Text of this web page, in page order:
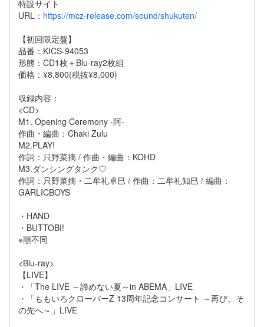
特設サイト
URL： https://mcz-release.com/sound/shukuten/
【初回限定盤】
品番：KICS-94053
形態：CD1枚＋Blu-ray2枚組
価格：¥8,800(税抜¥8,000)
収録内容：
<CD>
M1. Opening Ceremony -阿-
作曲・編曲：Chaki Zulu
M2.PLAY!
作詞：只野菜摘 / 作曲・編曲：KOHD
M3.ダンシングタンク♡
作詞：只野菜摘・二牟礼卓巳 / 作曲：二牟礼知巳 / 編曲：
GARLICBOYS
・HAND
・BUTTOBI!
※順不同
<Blu-ray>
【LIVE】
・「The LIVE ～諦めない夏～in ABEMA」LIVE
・「ももいろクローバーZ 13周年記念コンサート ～再び、そ
の先へ～」LIVE